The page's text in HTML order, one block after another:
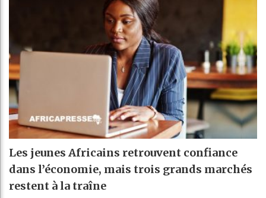
Les jeunes Africains retrouvent confiance
dans l’économie, mais trois grands marchés
restent à la traîne